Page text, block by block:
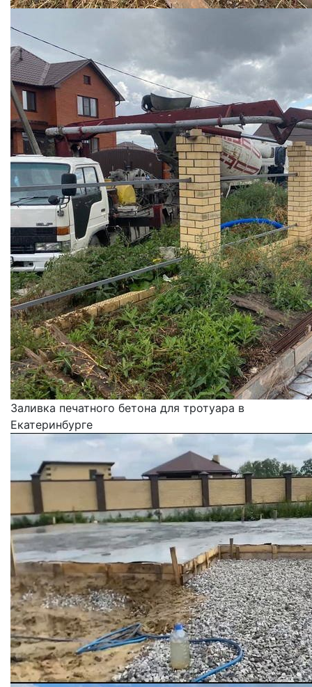
Заливка печатного бетона для тротуара в
Екатеринбурге